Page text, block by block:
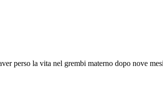
perso la vita nel grembi materno dopo nove